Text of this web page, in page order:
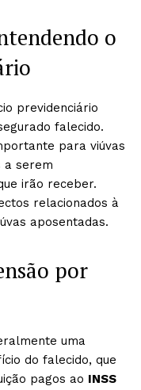
o
previdenciário
falecido.
para viúvas
a serem
irão receber.
relacionados à
aposentadas.
por
uma
do falecido, que
pagos ao INSS